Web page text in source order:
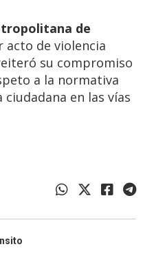
de
acto de violencia
su compromiso
a la normativa
en las vías